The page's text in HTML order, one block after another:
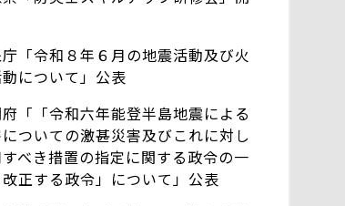
「令和８年６月の地震活動及び火
について」公表
「「令和六年能登半島地震による
ついての激甚災害及びこれに対し
べき措置の指定に関する政令の一
正する政令」について」公表